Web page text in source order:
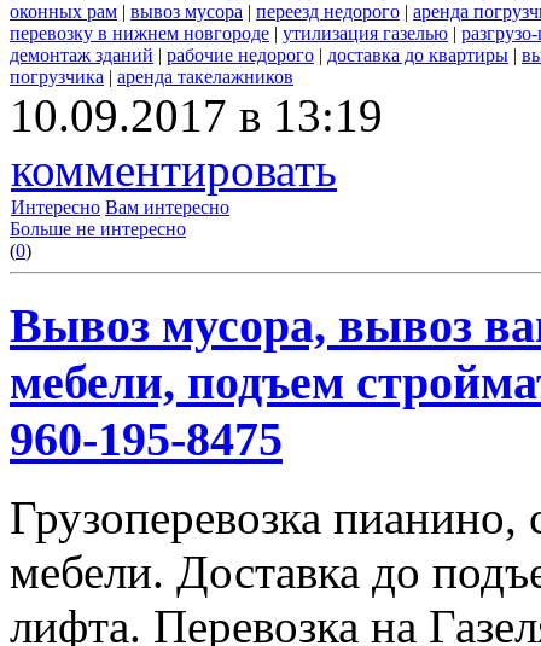
оконных рам | вывоз мусора | переезд недорого | аренда
перевозку в нижнем новгороде | утилизация газелью |
демонтаж зданий | рабочие недорого | доставка до квартиры |
погрузчика | аренда такелажников
10.09.2017 в 13:19
комментировать
Интересно Вам интересно
Больше не интересно
(0)
Вывоз мусора, вывоз
мебели, подъем
960-195-8475
Грузоперевозка
мебели. Доставка до
лифта. Перевозка на